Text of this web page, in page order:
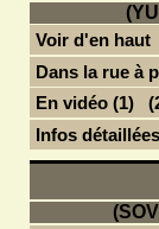
Voir d'en haut
Dans la rue à
En vidéo (1)
Infos